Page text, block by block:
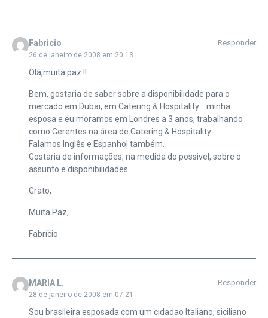
Fabricio
26 de janeiro de 2008 em 20:13
Responder
Olá,muita paz !!
Bem, gostaria de saber sobre a disponibilidade para o
mercado em Dubai, em Catering & Hospitality …minha
esposa e eu moramos em Londres a 3 anos, trabalhando
como Gerentes na área de Catering & Hospitality.
Falamos Inglês e Espanhol também.
Gostaria de informações, na medida do possivel, sobre o
assunto e disponibilidades.
Grato,
Muita Paz,
Fabrício
MARIA L.
28 de janeiro de 2008 em 07:21
Responder
Sou brasileira esposada com um cidadao Italiano, siciliano